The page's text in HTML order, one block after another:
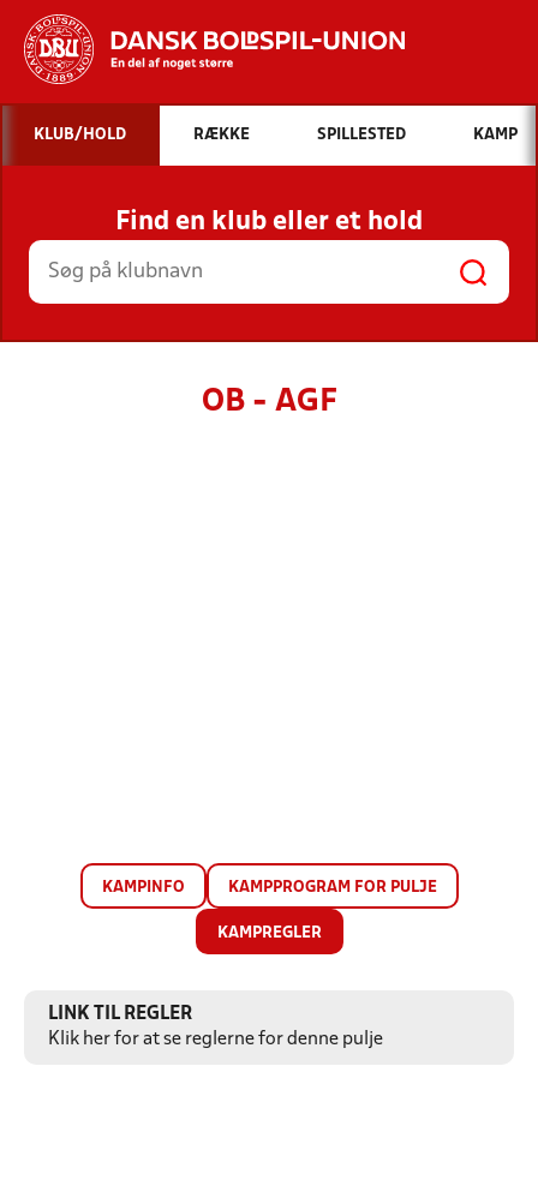
Hvad vil du søge efter?
INDHOLD OG NYHEDER
STILLINGER, RESULTATER, KLUBBER OG
HOLD
KLUB/HOLD RÆKKE SPILLESTED KAMP
Find en klub eller et hold
OB - AGF
KAMPINFO KAMPPROGRAM FOR PULJE
KAMPREGLER
LINK TIL REGLER
Klik her for at se reglerne for denne pulje